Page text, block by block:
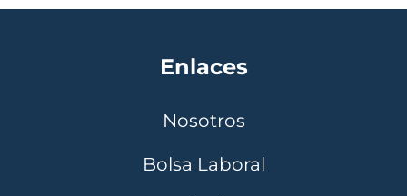
Enlaces
Nosotros
Bolsa Laboral